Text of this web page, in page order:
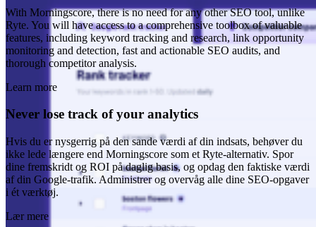
With Morningscore, there is no need for any other SEO tool, unlike
Ryte. You will have access to a comprehensive toolbox of valuable
features, including keyword tracking and research, link opportunity
monitoring and detection, fast and actionable SEO audits, and
thorough competitor analysis.
Learn more
Never lose track of your analytics
Hvis du er nysgerrig på den sande værdi af din indsats, behøver du
ikke lede længere end Morningscore som et Ryte-alternativ. Spor
dine fremskridt og ROI på daglig basis, og opdag den faktiske værdi
af din Google-trafik. Administrer og overvåg alle dine SEO-opgaver
i ét værktøj.
Lær mere